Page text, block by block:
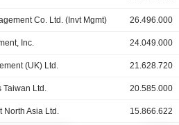
Co. Ltd. (Invt Mgmt) 26.496.000
Inc. 24.049.000
(UK) Ltd. 21.628.720
Taiwan Ltd. 20.585.000
North Asia Ltd. 15.866.622